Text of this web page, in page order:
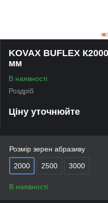
KOVAX BUFLEX
мм
В наявності
Роздріб
Ціну уточнюйте
Розмір зерен абразиву
2000 2500 3000
В наявності